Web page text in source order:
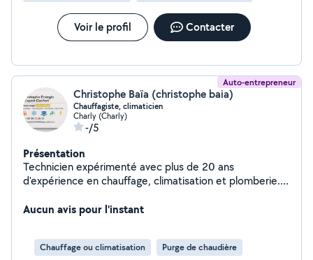
Voir le profil Contacter
Auto-entrepreneur
Christophe Baïa (christophe baia)
Chauffagiste, climaticien
Charly (Charly)
-/5
Présentation
Technicien expérimenté avec plus de 20 ans
d'expérience en chauffage, climatisation et plomberie.
réparation de vos installations. Chaudiere gaz ou fioul
Problème de régulation Recherche de panne Fuite
Intervention rapide et diagnostic sérieux. Secteur: Lyon
Aucun avis pour l'instant
Chauffage ou climatisation Purge de chaudière